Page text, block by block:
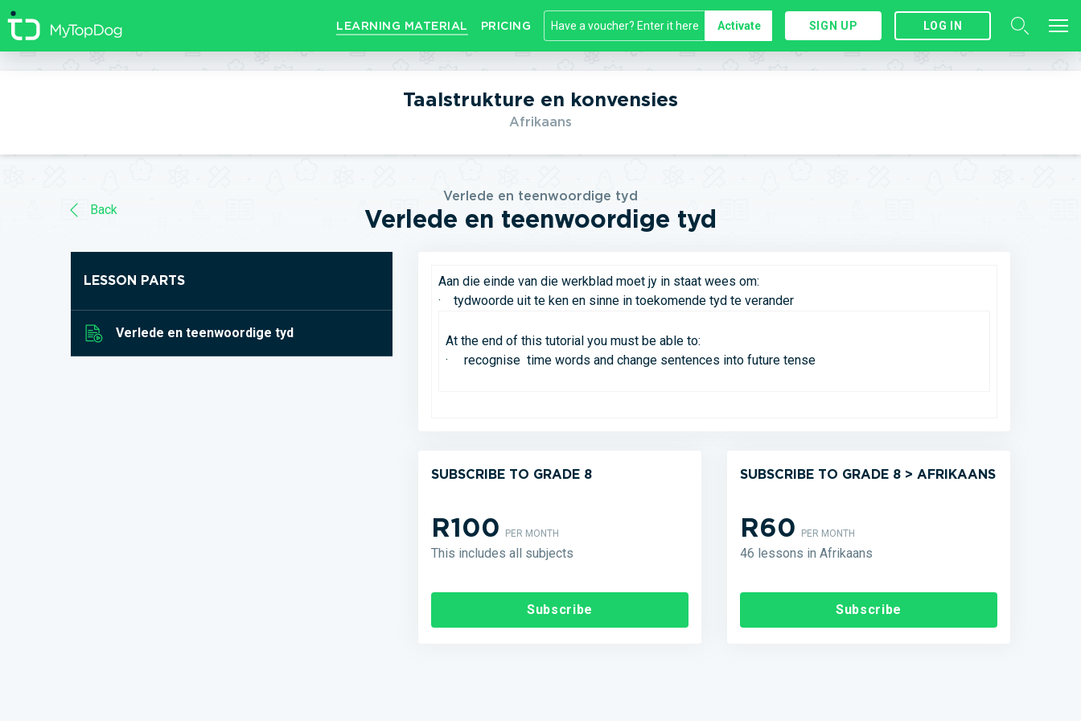
//]]>
LEARNING MATERIAL PRICING Activate SIGN UP LOG IN
Taalstrukture en konvensies
Afrikaans
Back
Verlede en teenwoordige tyd
Verlede en teenwoordige tyd
LESSON PARTS
Verlede en teenwoordige tyd
Aan die einde van die werkblad moet jy in staat wees om:
· tydwoorde uit te ken en sinne in toekomende tyd te verander
At the end of this tutorial you must be able to:
· recognise time words and change sentences into future tense
SUBSCRIBE TO GRADE 8
R100PER MONTH
This includes all subjects
Subscribe
SUBSCRIBE TO GRADE 8 > AFRIKAANS
R60PER MONTH
46 lessons in Afrikaans
Subscribe